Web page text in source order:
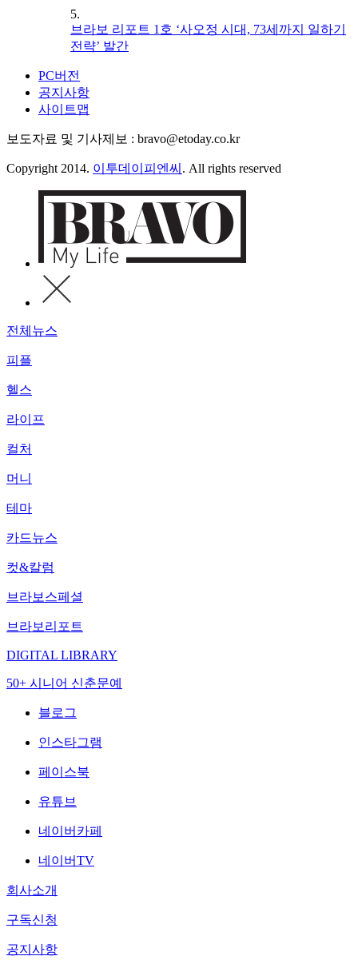
5.
브라보 리포트 1호 ‘사오정 시대, 73세까지 일하기
전략’ 발간
PC버전
공지사항
사이트맵
보도자료 및 기사제보 : bravo@etoday.co.kr
Copyright 2014. 이투데이피엔씨 . All rights reserved
전체뉴스
피플
헬스
라이프
컬처
머니
테마
카드뉴스
컷&칼럼
브라보스페셜
브라보리포트
DIGITAL LIBRARY
50+ 시니어 신춘문예
블로그
인스타그램
페이스북
유튜브
네이버카페
네이버TV
회사소개
구독신청
공지사항